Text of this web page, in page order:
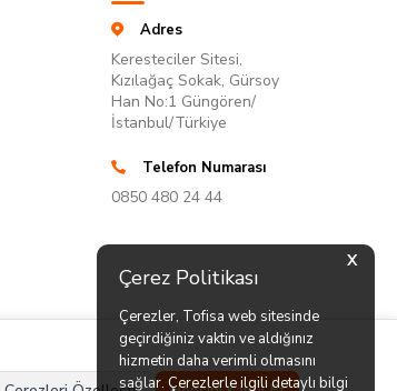
X
Çerez Politikası
Çerezler, Tofisa web sitesinde
geçirdiğiniz vaktin ve aldığınız
hizmetin daha verimli olmasını
sağlar. Çerezlerle ilgili detaylı bilgi
Adres
Keresteciler Sitesi,
Kızılağaç Sokak, Gürsoy
Han No:1 Güngören/
İstanbul/Türkiye
Telefon Numarası
0850 480 24 44